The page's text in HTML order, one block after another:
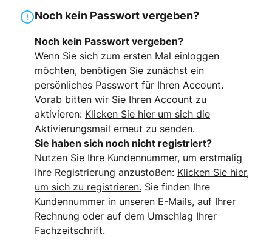
Noch kein Passwort vergeben?
Noch kein Passwort vergeben?
Wenn Sie sich zum ersten Mal einloggen
möchten, benötigen Sie zunächst ein
persönliches Passwort für Ihren Account.
Vorab bitten wir Sie Ihren Account zu
aktivieren: Klicken Sie hier um sich die
Aktivierungsmail erneut zu senden.
Sie haben sich noch nicht registriert?
Nutzen Sie Ihre Kundennummer, um erstmalig
Ihre Registrierung anzustoßen: Klicken Sie hier,
um sich zu registrieren. Sie finden Ihre
Kundennummer in unseren E-Mails, auf Ihrer
Rechnung oder auf dem Umschlag Ihrer
Fachzeitschrift.